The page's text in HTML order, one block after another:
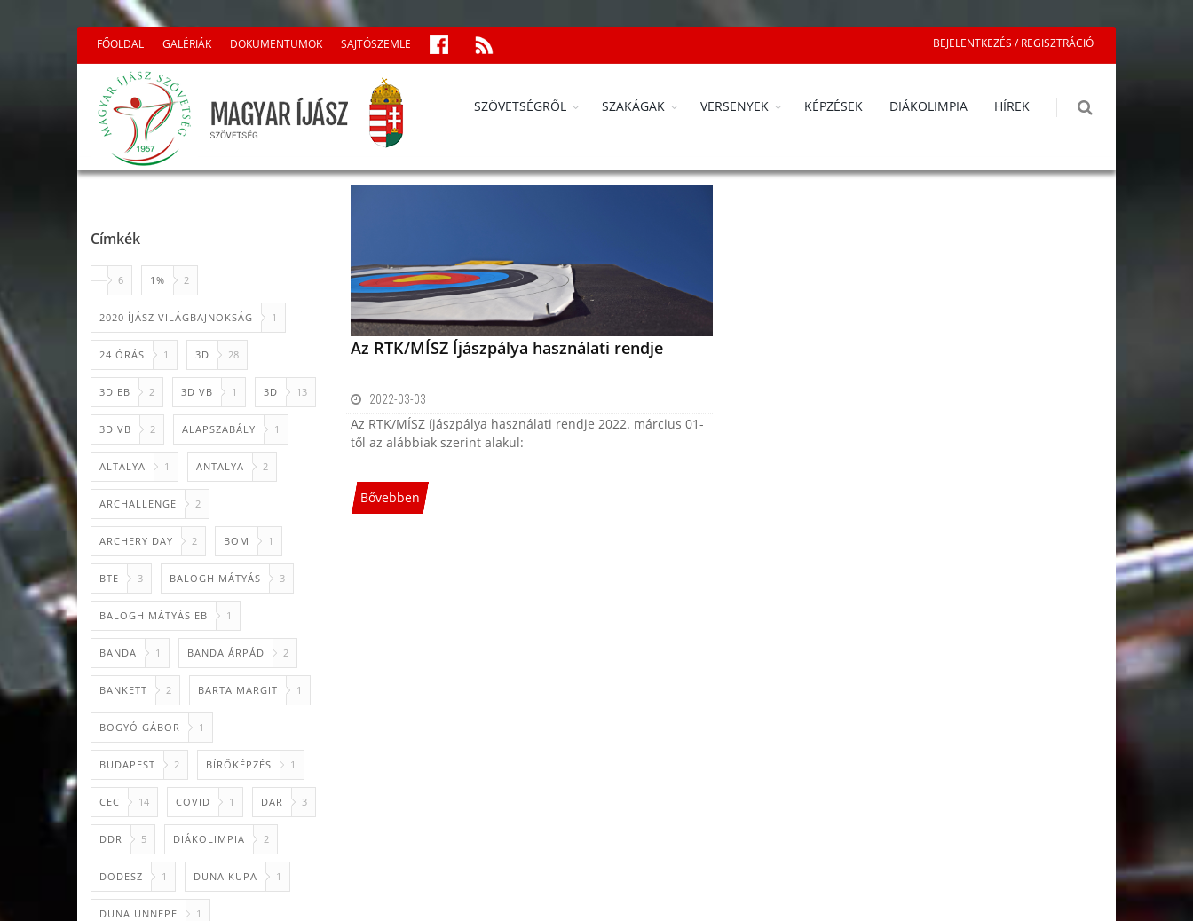
BEJELENTKEZÉS / REGISZTRÁCIÓ
FŐOLDAL GALÉRIÁK DOKUMENTUMOK SAJTÓSZEMLE
SZÖVETSÉGRŐL SZAKÁGAK VERSENYEK KÉPZÉSEK DIÁKOLIMPIA HÍREK
Címkék
6 1% 2
2020 ÍJÁSZ VILÁGBAJNOKSÁG 1
24 ÓRÁS 1 3D 28
3D EB 2 3D VB 1 3D 13
3D VB 2 ALAPSZABÁLY 1
ALTALYA 1 ANTALYA 2
ARCHALLENGE 2
ARCHERY DAY 2 BOM 1
BTE 3 BALOGH MÁTYÁS 3
BALOGH MÁTYÁS EB 1
BANDA 1 BANDA ÁRPÁD 2
BANKETT 2 BARTA MARGIT 1
BOGYÓ GÁBOR 1
BUDAPEST 2 BÍRŐKÉPZÉS 1
CEC 14 COVID 1 DAR 3
DDR 5 DIÁKOLIMPIA 2
DODESZ 1 DUNA KUPA 1
DUNA ÜNNEPE 1
Az RTK/MÍSZ Íjászpálya használati rendje
2022-03-03
Az RTK/MÍSZ íjászpálya használati rendje 2022. március 01-
től az alábbiak szerint alakul:
Bővebben